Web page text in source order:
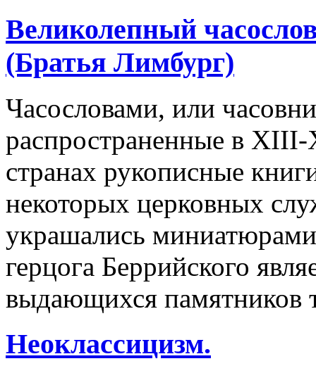
Великолепный
(Братья Лимбург)
Часословами, или
распространенные в
странах рукописные
некоторых церковных
украшались
герцога Беррийского
выдающихся памятников
Неоклассицизм.